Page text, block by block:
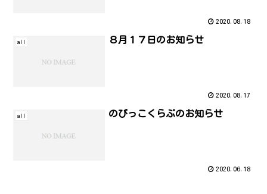
2020.08.18
all ８月１７日のお知らせ
2020.08.17
all のびっこくらぶのお知らせ
2020.06.18